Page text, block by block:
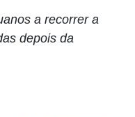
a recorrer a
depois da